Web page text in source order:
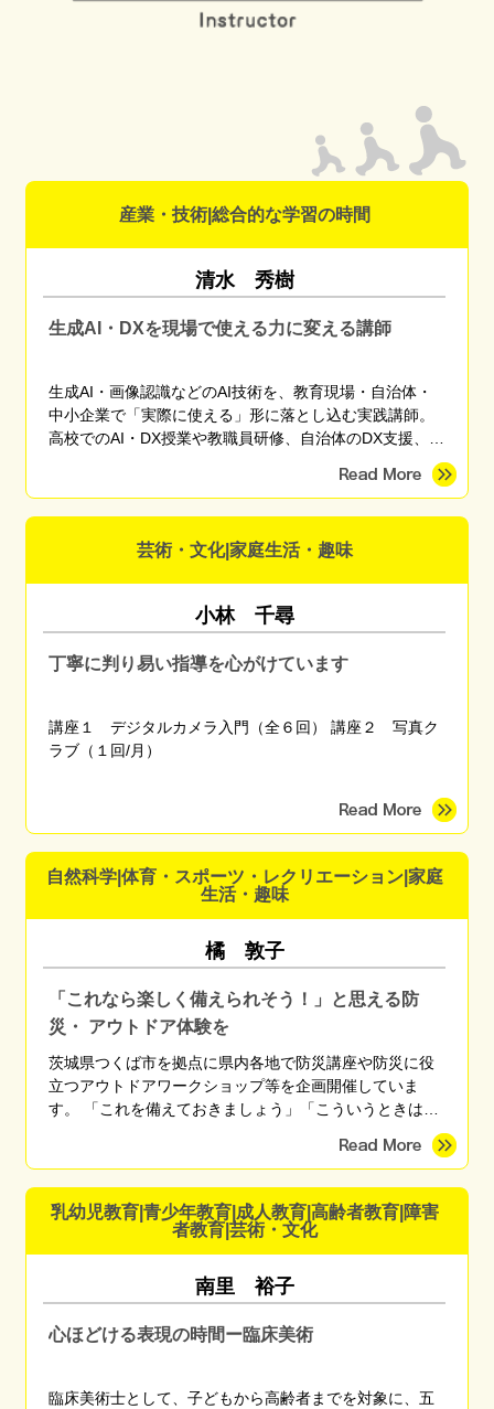
産業・技術|総合的な学習の時間
清水 秀樹
生成AI・DXを現場で使える力に変える講師
生成AI・画像認識などのAI技術を、教育現場・自治体・
中小企業で「実際に使える」形に落とし込む実践講師。
高校でのAI・DX授業や教職員研修、自治体のDX支援、産
学官連携プロジェクトに従事。東京海洋大学 産学官連携
芸術・文化|家庭生活・趣味
小林 千尋
丁寧に判り易い指導を心がけています
講座１ デジタルカメラ入門（全６回） 講座２ 写真ク
ラブ（１回/月）
自然科学|体育・スポーツ・レクリエーション|家庭
生活・趣味
橘 敦子
「これなら楽しく備えられそう！」と思える防
災・ アウトドア体験を
茨城県つくば市を拠点に県内各地で防災講座や防災に役
立つアウトドアワークショップ等を企画開催していま
す。 「これを備えておきましょう」「こういうときはこ
く、「自分に最適な備えや行動」を自分で考えられるよ
ています。 「これなら楽しく備えられそう」 「備えてる
方だと思ったけど盲点に気づくことができた」 「やっと
乳幼児教育|青少年教育|成人教育|高齢者教育|障害
者教育|芸術・文化
南里 裕子
心ほどける表現の時間ー臨床美術
臨床美術士として、子どもから高齢者までを対象に、五